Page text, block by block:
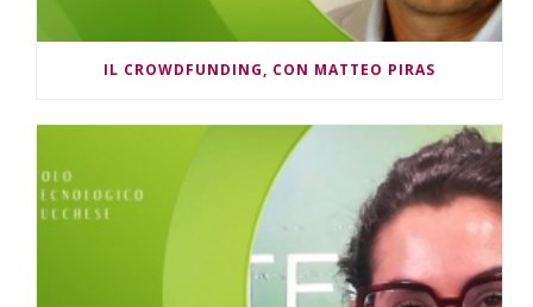
IL CROWDFUNDING, CON MATTEO PIRAS